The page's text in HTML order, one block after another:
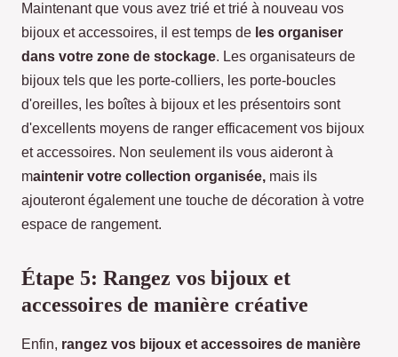
Maintenant que vous avez trié et trié à nouveau vos
bijoux et accessoires, il est temps de les organiser
dans votre zone de stockage. Les organisateurs de
bijoux tels que les porte-colliers, les porte-boucles
d'oreilles, les boîtes à bijoux et les présentoirs sont
d'excellents moyens de ranger efficacement vos bijoux
et accessoires. Non seulement ils vous aideront à
maintenir votre collection organisée, mais ils
ajouteront également une touche de décoration à votre
espace de rangement.
Étape 5: Rangez vos bijoux et
accessoires de manière créative
Enfin, rangez vos bijoux et accessoires de manière